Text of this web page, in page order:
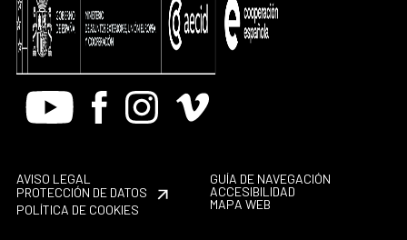
Youtube FacebookInstagram
Vimeo
AVISO LEGAL
PROTECCIÓN DE DATOS
POLÍTICA DE COOKIES
GUÍA DE NAVEGACIÓN
ACCESIBILIDAD
MAPA WEB